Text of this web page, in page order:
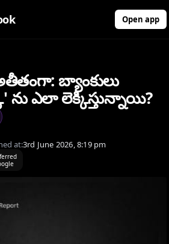
Open app
బ్యాంకులు
ను ఎలా లెక్కిస్తున్నాయి?
at:3rd June 2026, 8:19 pm